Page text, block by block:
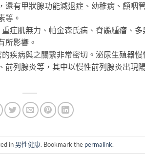
有甲狀腺功能減退症、幼稚病、顱咽
等。
肌無力、帕金森氏病、脊髓腫瘤、多
所影響。
病與之關繫非常密切。泌尿生殖器慢
列腺炎等，其中以慢性前列腺炎出現
in 男性健康. Bookmark the permalink.